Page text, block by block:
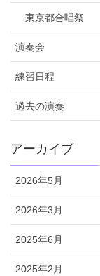
東京都合唱祭
演奏会
練習日程
過去の演奏
アーカイブ
2026年5月
2026年3月
2025年6月
2025年2月